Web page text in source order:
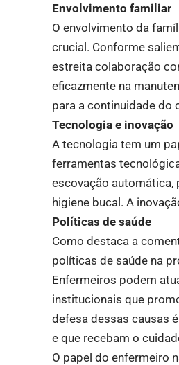
Envolvimento familiar
O envolvimento da
crucial. Conforme
estreita colaboração
eficazmente na
para a continuidade do
Tecnologia e inovação
A tecnologia tem um
ferramentas
escovação automática,
higiene bucal. A
Políticas de saúde
Como destaca a
políticas de saúde na
Enfermeiros podem
institucionais que
defesa dessas causas
e que recebam o
O papel do enfermeiro